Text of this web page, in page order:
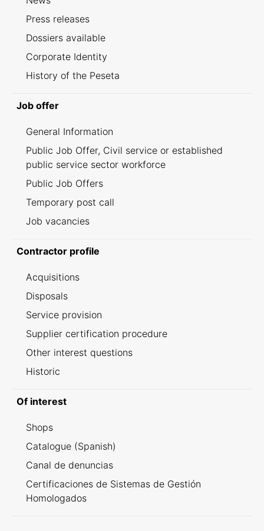
Press releases
Dossiers available
Corporate Identity
History of the Peseta
Job offer
General Information
Public Job Offer, Civil service or established
public service sector workforce
Public Job Offers
Temporary post call
Job vacancies
Contractor profile
Acquisitions
Disposals
Service provision
Supplier certification procedure
Other interest questions
Historic
Of interest
Shops
Catalogue (Spanish)
Canal de denuncias
Certificaciones de Sistemas de Gestión
Homologados